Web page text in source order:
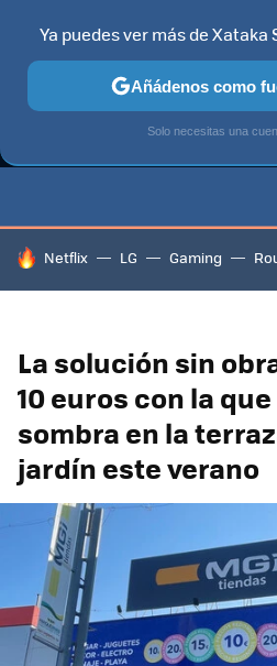
GUÍAS DE COMPRA CAZANDO
HOY SE HABLA DE
Netflix LG Gaming
La solución sin
10 euros con la
sombra en la
jardín este verano
Ya puedes ver más de Xataka
Añádenos como
Solo necesitas una